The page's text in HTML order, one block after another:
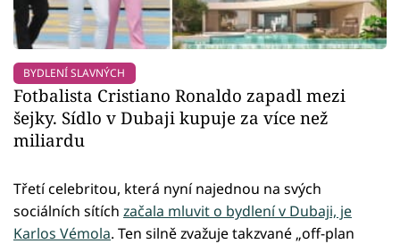
BYDLENÍ SLAVNÝCH
Fotbalista Cristiano Ronaldo zapadl mezi
šejky. Sídlo v Dubaji kupuje za více než
miliardu
Třetí celebritou, která nyní najednou na svých
sociálních sítích začala mluvit o bydlení v Dubaji, je
Karlos Vémola. Ten silně zvažuje takzvané „off-plan